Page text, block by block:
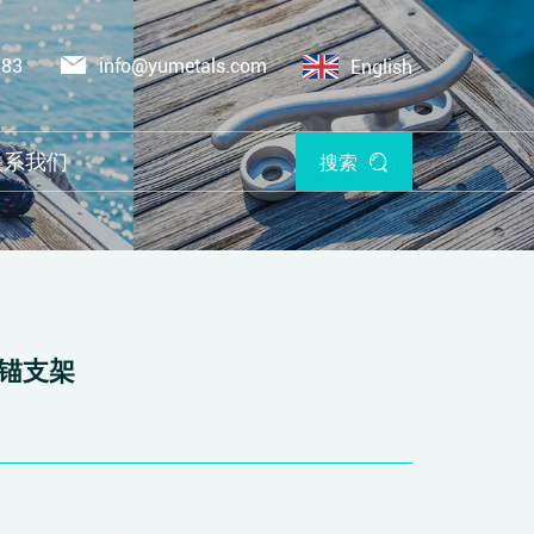
info@yumetals.com English
我们 搜索
支架